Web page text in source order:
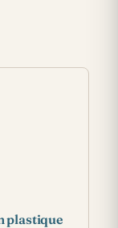
plastique